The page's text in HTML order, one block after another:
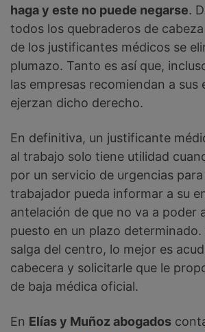
haga y este no puede negarse.
todos los quebraderos de
de los justificantes médicos se
plumazo. Tanto es así que,
las empresas recomiendan a sus
ejerzan dicho derecho.
En definitiva, un justificante
al trabajo solo tiene utilidad
por un servicio de urgencias para
trabajador pueda informar a su
antelación de que no va a poder
puesto en un plazo determinado.
salga del centro, lo mejor es
cabecera y solicitarle que le
de baja médica oficial.
En Elías y Muñoz abogados